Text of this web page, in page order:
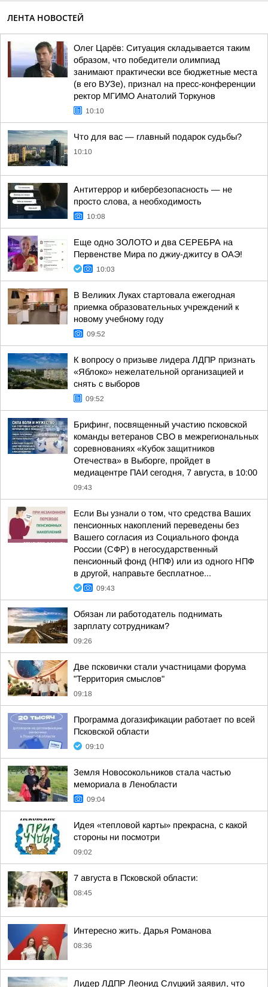
ЛЕНТА НОВОСТЕЙ
Олег Царёв: Ситуация складывается таким
образом, что победители олимпиад
занимают практически все бюджетные места
(в его ВУЗе), признал на пресс-конференции
ректор МГИМО Анатолий Торкунов
10:10
Что для вас — главный подарок судьбы?
10:10
Антитеррор и кибербезопасность — не
просто слова, а необходимость
10:08
Еще одно ЗОЛОТО и два СЕРЕБРА на
Первенстве Мира по джиу-джитсу в ОАЭ!
10:03
В Великих Луках стартовала ежегодная
приемка образовательных учреждений к
новому учебному году
09:52
К вопросу о призыве лидера ЛДПР признать
«Яблоко» нежелательной организацией и
снять с выборов
09:52
Брифинг, посвященный участию псковской
команды ветеранов СВО в межрегиональных
соревнованиях «Кубок защитников
Отечества» в Выборге, пройдет в
медиацентре ПАИ сегодня, 7 августа, в 10:00
09:43
Если Вы узнали о том, что средства Ваших
пенсионных накоплений переведены без
Вашего согласия из Социального фонда
России (СФР) в негосударственный
пенсионный фонд (НПФ) или из одного НПФ
в другой, направьте бесплатное...
09:43
Обязан ли работодатель поднимать
зарплату сотрудникам?
09:26
Две псковички стали участницами форума
"Территория смыслов"
09:18
Программа догазификации работает по всей
Псковской области
09:10
Земля Новосокольников стала частью
мемориала в Ленобласти
09:04
Идея «тепловой карты» прекрасна, с какой
стороны ни посмотри
09:02
7 августа в Псковской области:
08:45
Интересно жить. Дарья Романова
08:36
Лидер ЛДПР Леонид Слуцкий заявил, что